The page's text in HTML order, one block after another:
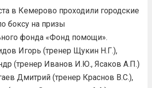
в Кемерово проходили городские
боксу на призы
фонда «Фонд помощи».
Игорь (тренер Щукин Н.Г.),
(тренер Иванов И.Ю., Ясаков А.П.)
Дмитрий (тренер Краснов В.С.),